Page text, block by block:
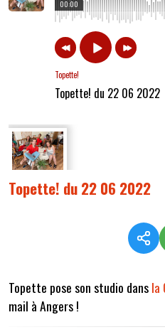
00:00
Topette!
Topette! du 22 06 2022
Topette! du 22 06 2022
Topette pose son studio dansla
mail à Angers !